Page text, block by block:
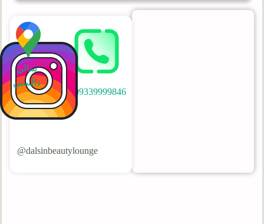
09339999846
dalsinbeautylounge@
سالن
دالسین